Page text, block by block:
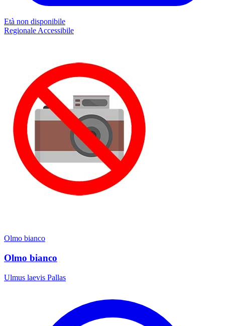
Età non disponibile
Regionale Accessibile
Olmo bianco
Olmo bianco
Ulmus laevis Pallas